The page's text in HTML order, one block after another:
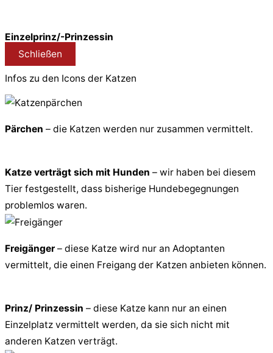
Einzelprinz/-Prinzessin
Schließen
Infos zu den Icons der Katzen
Pärchen – die Katzen werden nur zusammen vermittelt.
Katze verträgt sich mit Hunden – wir haben bei diesem
Tier festgestellt, dass bisherige Hundebegegnungen
problemlos waren.
Freigänger – diese Katze wird nur an Adoptanten
vermittelt, die einen Freigang der Katzen anbieten können.
Prinz/ Prinzessin – diese Katze kann nur an einen
Einzelplatz vermittelt werden, da sie sich nicht mit
anderen Katzen verträgt.